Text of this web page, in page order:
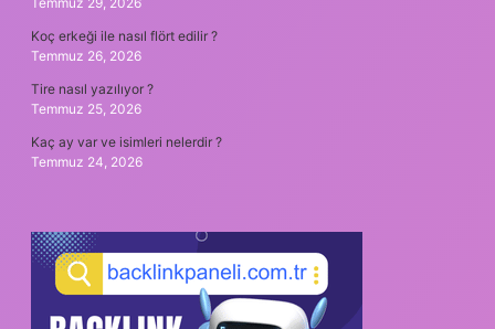
Koç erkeği ile nasıl flört edilir ?
Temmuz 26, 2026
Tire nasıl yazılıyor ?
Temmuz 25, 2026
Kaç ay var ve isimleri nelerdir ?
Temmuz 24, 2026